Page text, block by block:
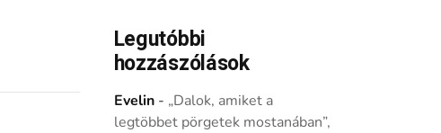
Legutóbbi
hozzászólások
Evelin- „Dalok, amiket a
legtöbbet pörgetek mostanában”,